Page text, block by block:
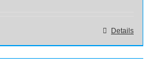
Details